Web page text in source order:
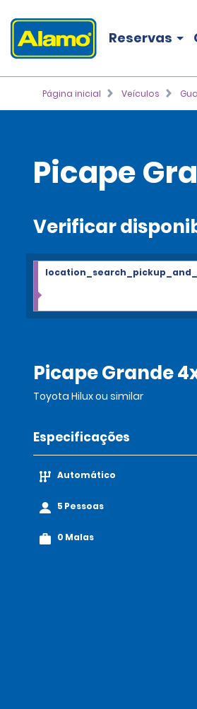
Reservas
Página inicial Veículos
Picape
Verificar
Picape Grande
Toyota Hilux ou similar
Especificações
Automático
5 Pessoas
0 Malas